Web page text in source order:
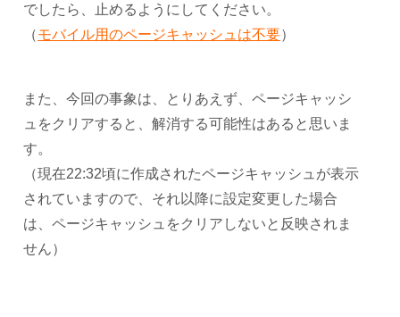
でしたら、止めるようにしてください。
（モバイル用のページキャッシュは不要）
また、今回の事象は、とりあえず、ページキャッシ
ュをクリアすると、解消する可能性はあると思いま
す。
（現在22:32頃に作成されたページキャッシュが表示
されていますので、それ以降に設定変更した場合
は、ページキャッシュをクリアしないと反映されま
せん）